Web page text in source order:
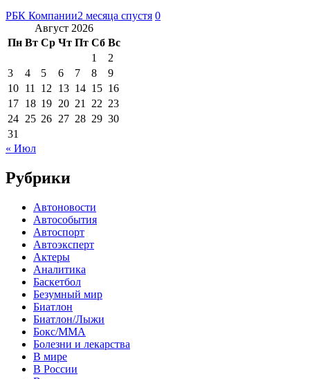
РБК Компании2 месяца спустя 0
Август 2026
Пн Вт Ср Чт Пт Сб Вс
1
2
3
4 5 6 7 8
9
10 11 12 13 14 15 16
17 18 19 20 21 22 23
24 25 26 27 28 29 30
31
« Июл
Рубрики
Автоновости
Автособытия
Автоспорт
Автоэксперт
Актеры
Аналитика
Баскетбол
Безумный мир
Биатлон
Биатлон/Лыжи
Бокс/MMA
Болезни и лекарства
В мире
В России